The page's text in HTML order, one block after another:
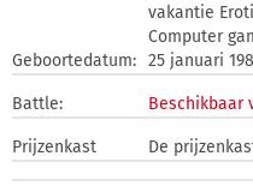
vakantie
Computer
Geboortedatum: 25 januari
Battle: Beschikbaar
Prijzenkast De